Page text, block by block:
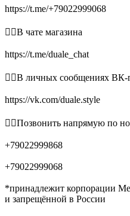
https://t.me/+79022999068
👉🏻В чате магазина
https://t.me/duale_chat
👉🏻В личных сообщениях
https://vk.com/duale.style
👉🏻Позвонить напрямую по
+79022999868
+79022999068
*принадлежит корпорации
и запрещённой в России